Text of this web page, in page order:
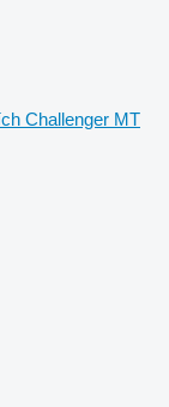
Challenger MT